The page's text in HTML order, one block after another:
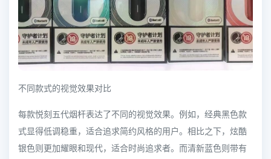
不同款式的视觉效果对比
每款悦刻五代烟杆表达了不同的视觉效果。例如，经典黑色款
式显得低调稳重，适合追求简约风格的用户。相比之下，炫酷
银色则更加耀眼和现代，适合时尚追求者。而清新蓝色则带有